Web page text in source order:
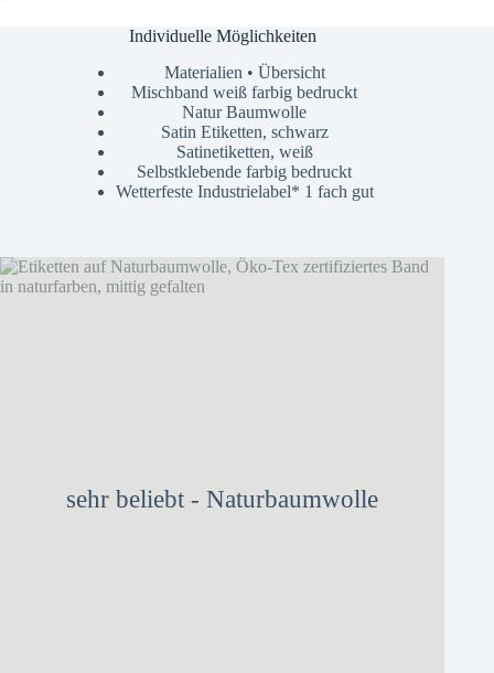
Individuelle Möglichkeiten
Materialien • Übersicht
Mischband weiß farbig bedruckt
Natur Baumwolle
Satin Etiketten, schwarz
Satinetiketten, weiß
Selbstklebende farbig bedruckt
Wetterfeste Industrielabel* 1 fach gut
sehr beliebt - Naturbaumwolle